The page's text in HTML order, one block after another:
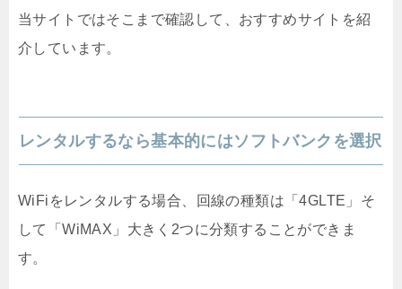
当サイトではそこまで確認して、おすすめサイトを紹
介しています。
レンタルするなら基本的にはソフトバンクを選択
WiFiをレンタルする場合、回線の種類は「4GLTE」そ
して「WiMAX」大きく2つに分類することができま
す。